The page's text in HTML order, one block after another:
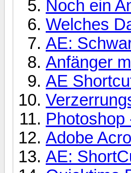
Noch ein
Welches
AE:
Anfänger
AE
Photoshop
Adobe
AE: